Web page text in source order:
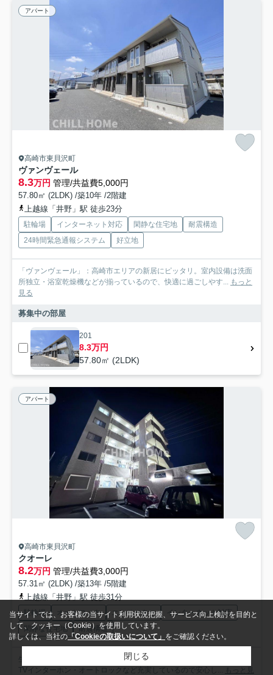
アパート
高崎市東貝沢町
ヴァンヴェール
8.3万円 管理/共益費5,000円
57.80㎡ (2LDK) /築10年 /2階建
上越線「井野」駅 徒歩23分
駐輪場 インターネット対応 閑静な住宅地
耐震構造
24時間緊急通報システム
好立地
「ヴァンヴェール」：高崎市エリアの新居にピッタリ。室内設備は洗面
所独立・浴室乾燥機などが揃っているので、快適に過ごしやす...
もっと
見る
募集中の部屋
201
8.3万円
57.80㎡ (2LDK)
アパート
高崎市東貝沢町
クオーレ
8.2万円 管理/共益費3,000円
57.31㎡ (2LDK) /築13年 /5階建
上越線「井野」駅 徒歩31分
駐輪場 オートロック エレベーター
インターネット対応
閑静な住宅地
耐震構造
生活費は半分、楽しさは二倍の二人入居可能物件。セキュリティ面は、
TVインターホン・オートロックなど充実しているので安心し...
もっと見
当サイトでは、お客様の当サイト利用状況把握、サービス向上検討を目的と
して、クッキー（Cookie）を使用しています。
詳しくは、当社の「Cookieの取扱いについて」 をご確認ください。
閉じる